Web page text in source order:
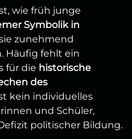
wie früh junge
Symbolik in
zunehmend
Häufig fehlt ein
für die historische
des
kein individuelles
und Schüler,
politischer Bildung.